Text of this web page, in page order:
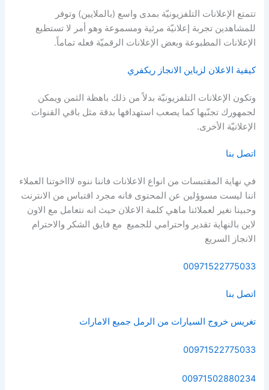
تتمتع الإعلانات التلفزيونيّة بمدى واسع (بالملايين) وتوفر
للمشاهدين تجربة إعلانيّة مرئية ومسموعة وهو أمر لا تستطيع
الإعلانات المطبوعة وبعض الإعلانات الرقميّة فعله تماماً.
كيفية الاعلان لزباين الانجاز ريكفري
وتكون الإعلانات التلفزيونيّة بدلاً من ذلك باهظة الثمن ويمكن
لجمهورك تجنّبها كما يصعب استهدافها بدقة مثل باقي القنوات
الإعلانيّة الأخرى.
اتصل بنا
في نهاية المقتبسات من انواع الاعلانات فاننا ننوه لاااخوتنا العملاء
اننا ليست مسوؤلين عن المحتوى فانه مجرد اقتباس من الانترنت
وحبينا نغير لعملائنا ماهي كلمة الاعلان حيث انه نتعامل مع الاون
لاين بالنهاية تقدير واحترامي للجميع مع فايق الشكر والاحترام
الانجاز السريع
00971522775033
اتصل بنا
تغريس خروج السيارات من الرمل جميع الامارات
00971522775033
00971502880234